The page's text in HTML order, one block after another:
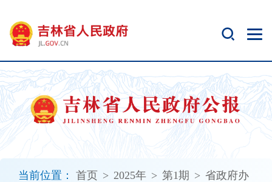
当前位置： 首页 > 2025年 > 第1期 > 省政府办
开
无
障
碍
说
明